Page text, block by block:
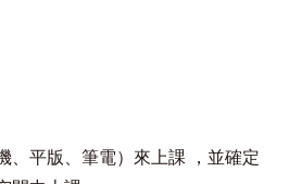
、平版、筆電）來上課 ，並確定